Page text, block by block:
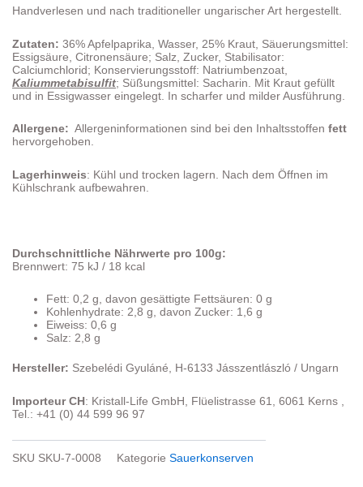
Handverlesen und nach traditioneller ungarischer Art hergestellt.
Zutaten: 36% Apfelpaprika, Wasser, 25% Kraut, Säuerungsmittel:
Essigsäure, Citronensäure; Salz, Zucker, Stabilisator:
Calciumchlorid; Konservierungsstoff: Natriumbenzoat,
Kaliummetabisulfit; Süßungsmittel: Sacharin. Mit Kraut gefüllt
und in Essigwasser eingelegt. In scharfer und milder Ausführung.
Allergene: Allergeninformationen sind bei den Inhaltsstoffen fett
hervorgehoben.
Lagerhinweis: Kühl und trocken lagern. Nach dem Öffnen im
Kühlschrank aufbewahren.
Durchschnittliche Nährwerte pro 100g:
Brennwert: 75 kJ / 18 kcal
Fett: 0,2 g, davon gesättigte Fettsäuren: 0 g
Kohlenhydrate: 2,8 g, davon Zucker: 1,6 g
Eiweiss: 0,6 g
Salz: 2,8 g
Hersteller: Szebelédi Gyuláné, H-6133 Jásszentlászló / Ungarn
Importeur CH: Kristall-Life GmbH, Flüelistrasse 61, 6061 Kerns ,
Tel.: +41 (0) 44 599 96 97
SKU SKU-7-0008 Kategorie Sauerkonserven